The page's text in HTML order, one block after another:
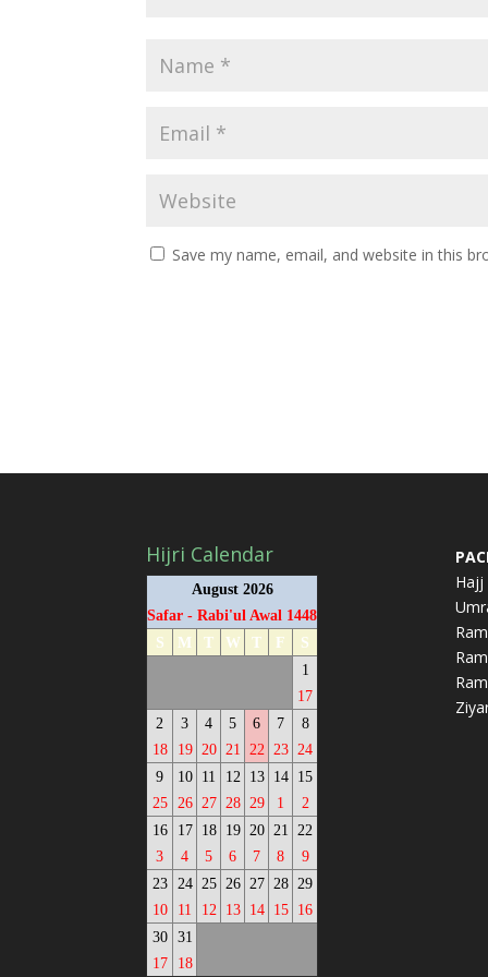
Save my name, email, and website in this
Hijri Calendar
August 2026
Safar - Rabi'ul Awal 1448
S
M T W T F
S
1
17
2
18
3
19
4
20
5
21
6
22
7
23
8
24
9
25
10
26
11
27
12
28
13
29
14
1
15
2
16
3
17
4
18
5
19
6
20
7
21
8
22
9
23
10
24
11
25
12
26
13
27
14
28
15
29
16
30
17
31
18
Hajj